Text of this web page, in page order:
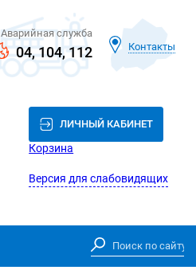
Аварийная служба
04,104,112 Контакты
ЛИЧНЫЙ КАБИНЕТ
Корзина
Версия для слабовидящих